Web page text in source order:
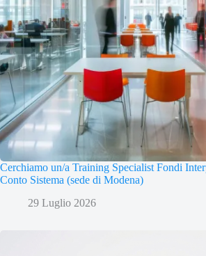
Cerchiamo un/a Training Specialist Fondi
Conto Sistema (sede di Modena)
29 Luglio 2026